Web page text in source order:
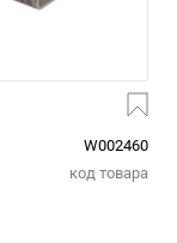
W002460
код товара